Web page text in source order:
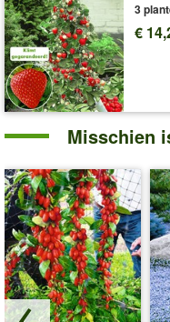
3
€
Misschien